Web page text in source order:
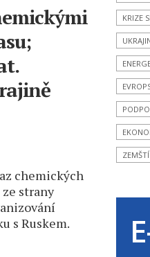
chemických
strany
s Ruskem.
KRIZE